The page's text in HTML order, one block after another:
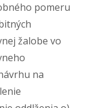
pomeru
žalobe vo
na